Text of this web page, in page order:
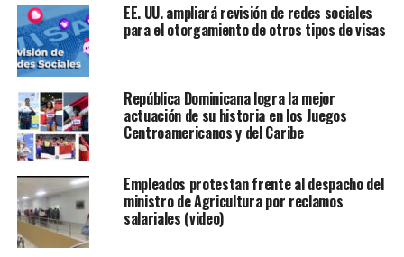
EE. UU. ampliará revisión de redes sociales
para el otorgamiento de otros tipos de visas
República Dominicana logra la mejor
actuación de su historia en los Juegos
Centroamericanos y del Caribe
Empleados protestan frente al despacho del
ministro de Agricultura por reclamos
salariales (video)